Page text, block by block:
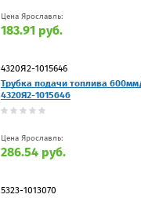
Цена Ярославль:
183.91 руб.
4320Я2-1015646
Трубка подачи топлива
4320Я2-1015646
Цена Ярославль:
286.54 руб.
5323-1013070